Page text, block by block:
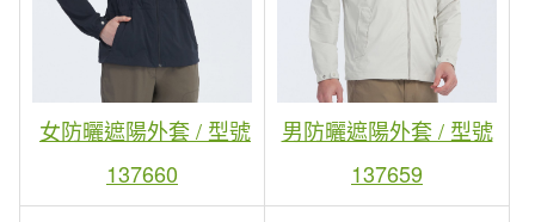
女防曬遮陽外套 / 型號
137660
男防曬遮陽外套 / 型號
137659